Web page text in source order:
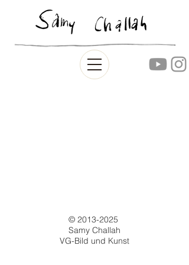
© 2013-2025
Samy Challah
VG-Bild und Kunst